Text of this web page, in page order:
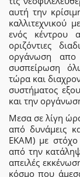
αυτή την
καλλιτεχνικού
ενός κέντρου
οριζόντιες
οργάνωση απο
συσπείρωση
τώρα και
συστήματος
και την
Μεσα σε λίγη
από δυνάμεις
ΕΚΑΜ) με στόχο
από την
απειλές
κόσμο που